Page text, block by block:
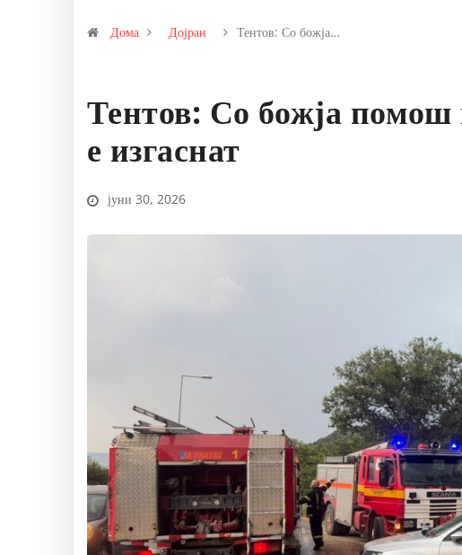
Дома Дојран Тентов: Со божја…
Тентов: Со божја помош
е изгаснат
јуни 30, 2026